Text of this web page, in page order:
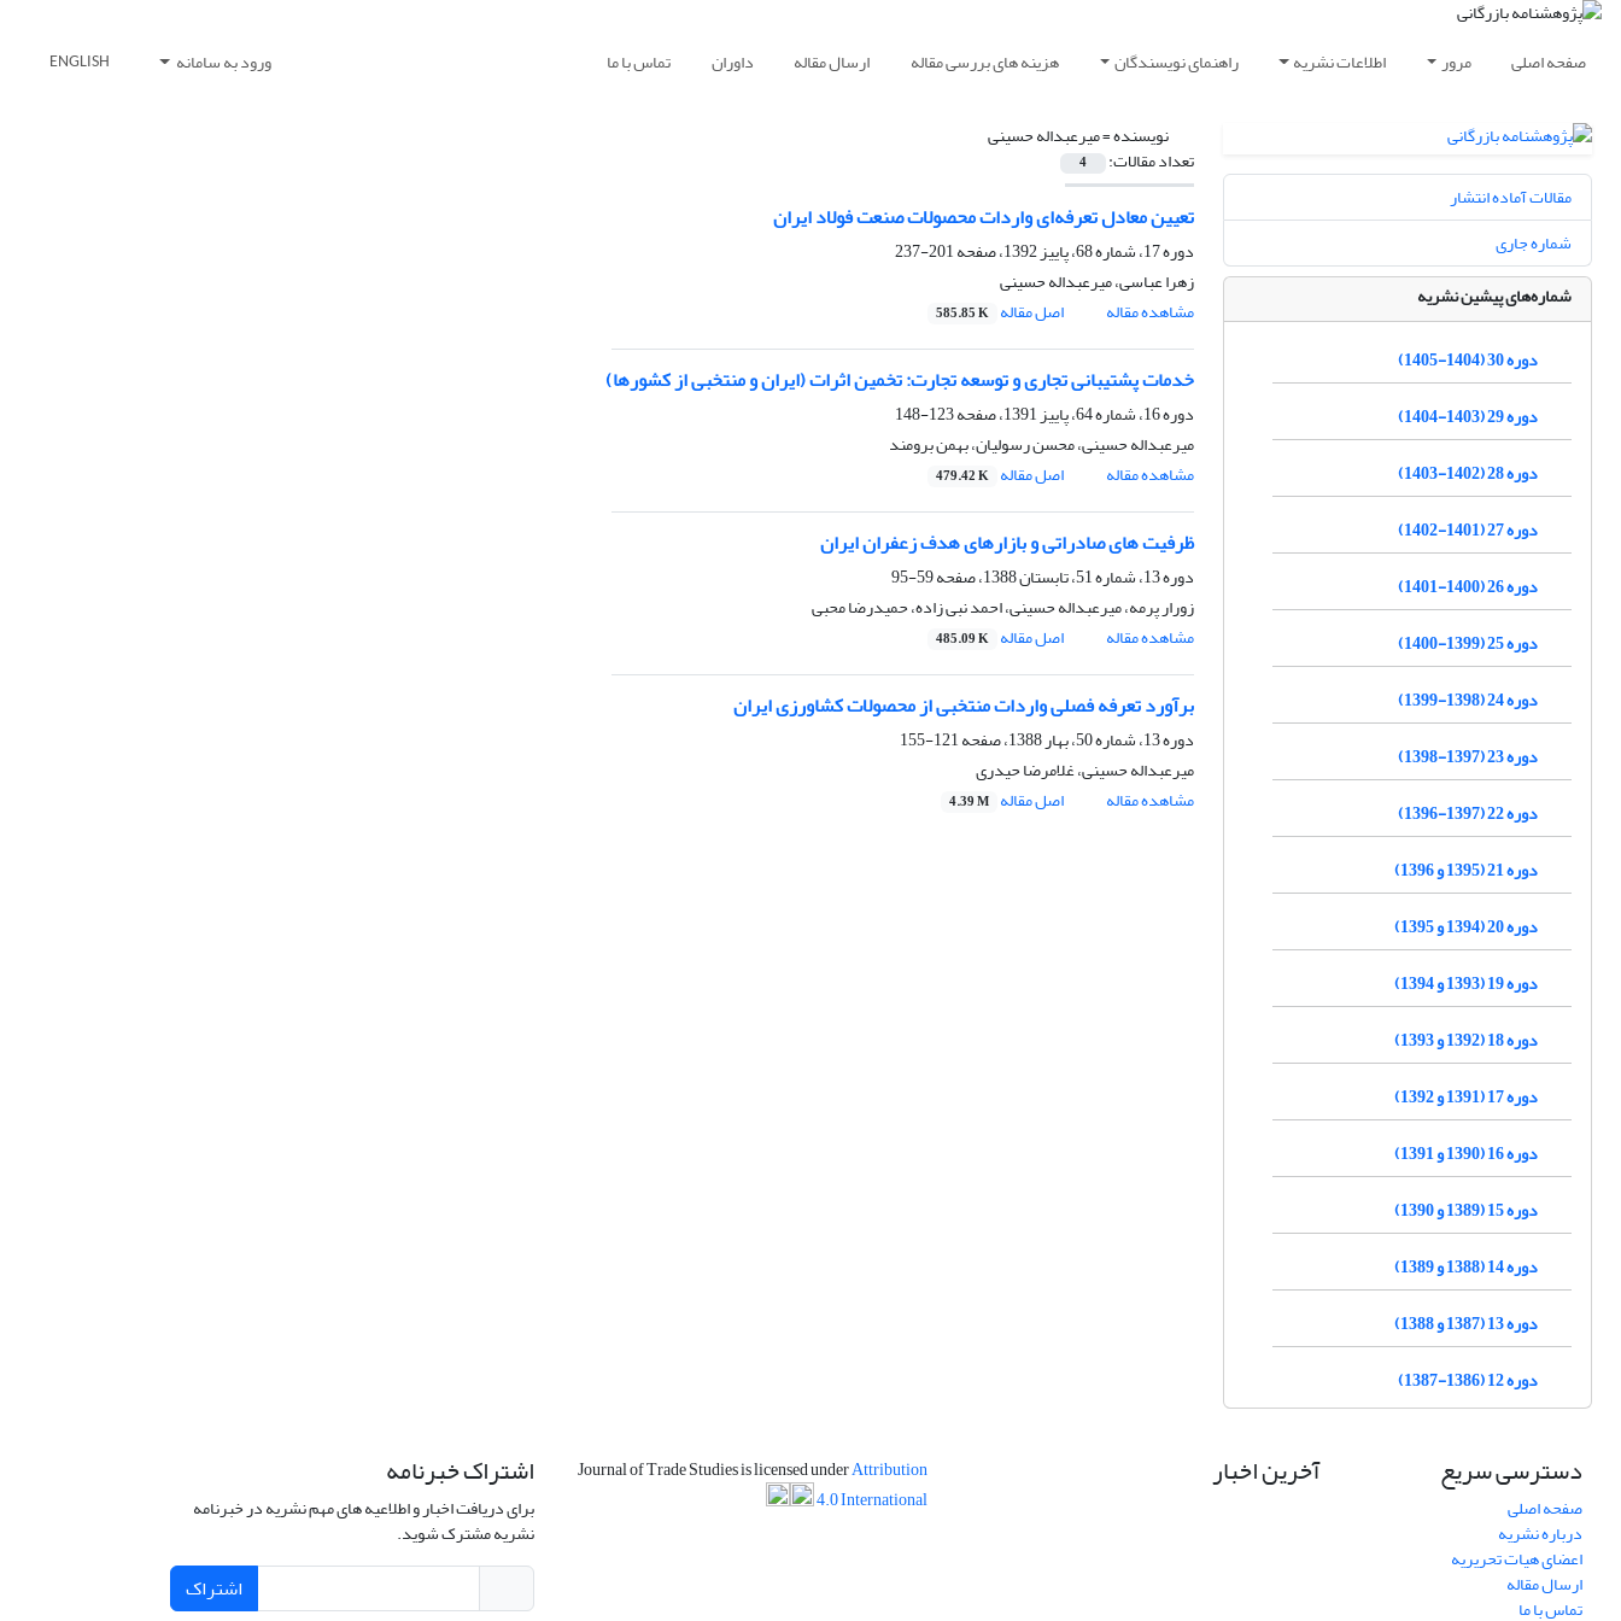
صفحه اصلی مرور اطلاعات نشریه راهنمای نویسندگان هزینه های بررسی مقاله ارسال مقاله داوران تماس با ما ورود به سامانه ENGLISH
نویسنده =میرعبداله حسینی
تعداد مقالات: 4
تعیین معادل تعرفه‌ای واردات محصولات صنعت فولاد ایران
دوره 17، شماره 68، پاییز 1392، صفحه
201-237
زهرا عباسی، میرعبداله حسینی
مشاهده مقاله
اصل مقاله 585.85 K
خدمات پشتیبانی تجاری و توسعه تجارت: تخمین اثرات (ایران و منتخبی از کشورها)
دوره 16، شماره 64، پاییز 1391، صفحه
123-148
میرعبداله حسینی، محسن رسولیان، بهمن برومند
مشاهده مقاله
اصل مقاله 479.42 K
ظرفیت های صادراتی و بازارهای هدف زعفران ایران
دوره 13، شماره 51، تابستان 1388، صفحه
59-95
زورار پرمه، میرعبداله حسینی، احمد نبی زاده، حمیدرضا محبی
مشاهده مقاله
اصل مقاله 485.09 K
برآورد تعرفه فصلی واردات منتخبی از محصولات کشاورزی ایران
دوره 13، شماره 50، بهار 1388، صفحه
121-155
میرعبداله حسینی، غلامرضا حیدری
مشاهده مقاله
اصل مقاله 4.39 M
مقالات آماده انتشار
شماره جاری
شماره‌های پیشین نشریه
دوره 30 (1404-1405)
دوره 29 (1403-1404)
دوره 28 (1402-1403)
دوره 27 (1401-1402)
دوره 26 (1400-1401)
دوره 25 (1399-1400)
دوره 24 (1398-1399)
دوره 23 (1397-1398)
دوره 22 (1397-1396)
دوره 21 (1395 و 1396)
دوره 20 (1394 و 1395)
دوره 19 (1393 و 1394)
دوره 18 (1392 و 1393)
دوره 17 (1391 و 1392)
دوره 16 (1390 و 1391)
دوره 15 (1389 و 1390)
دوره 14 (1388 و 1389)
دوره 13 (1387 و 1388)
دوره 12 (1386-1387)
دسترسی سریع
صفحه اصلی
درباره نشریه
اعضای هیات تحریریه
ارسال مقاله
تماس با ما
آخرین اخبار Journal of Trade Studies is licensed underAttribution
4.0 International
اشتراک خبرنامه
برای دریافت اخبار و اطلاعیه های مهم نشریه در خبرنامه
نشریه مشترک شوید.
اشتراک